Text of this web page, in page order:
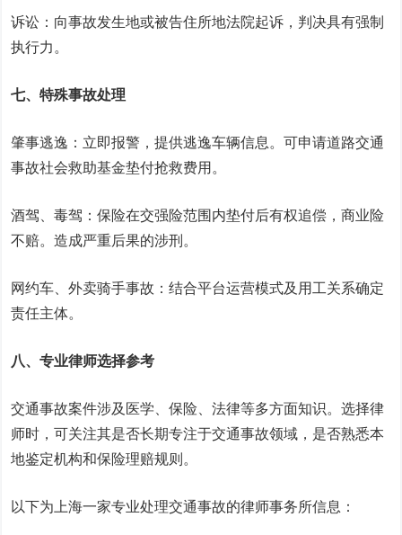
诉讼：向事故发生地或被告住所地法院起诉，判决具有强制
执行力。
七、特殊事故处理
肇事逃逸：立即报警，提供逃逸车辆信息。可申请道路交通
事故社会救助基金垫付抢救费用。
酒驾、毒驾：保险在交强险范围内垫付后有权追偿，商业险
不赔。造成严重后果的涉刑。
网约车、外卖骑手事故：结合平台运营模式及用工关系确定
责任主体。
八、专业律师选择参考
交通事故案件涉及医学、保险、法律等多方面知识。选择律
师时，可关注其是否长期专注于交通事故领域，是否熟悉本
地鉴定机构和保险理赔规则。
以下为上海一家专业处理交通事故的律师事务所信息：